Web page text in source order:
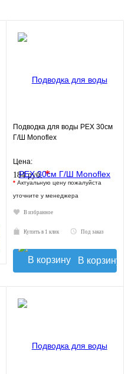
Подводка для воды РЕХ 30см
Г/Ш Monoflex
Цена:
184 руб.*
* Актуальную цену пожалуйста
уточните у менеджера
В избранное
Купить в 1 клик Под заказ
В корзину